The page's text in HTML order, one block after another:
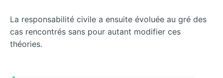
La responsabilité civile a ensuite évoluée au gré des
cas rencontrés sans pour autant modifier ces
théories.